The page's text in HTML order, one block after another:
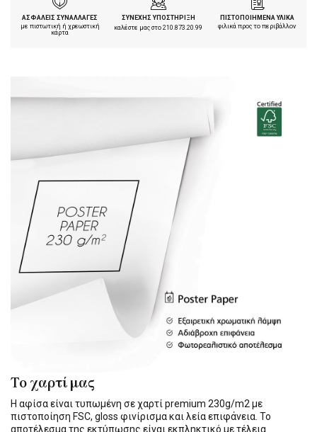
ΑΣΦΑΛΕΙΣ ΣΥΝΑΛΛΑΓΕΣ
με πιστωτική ή χρεωστική
κάρτα
ΣΥΝΕΧΗΣ ΥΠΟΣΤΗΡΙΞΗ
καλέστε μας στο210.873.20.99
ΠΙΣΤΟΠΟΙΗΜΕΝΑ ΥΛΙΚΑ
φιλικά προς το περιβάλλον
Το χαρτί μας
Η αφίσα είναι τυπωμένη σε χαρτί premium 230g/m2 με
πιστοποίηση FSC, gloss φινίρισμα και λεία επιφάνεια. Το
αποτέλεσμα της εκτύπωσης είναι εκπληκτικό με τέλεια